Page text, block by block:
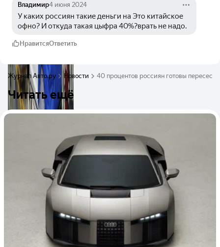
Владимир4 июня 2024
У каких россиян такие деньги на Это китайское
офно? И откуда такая цыфра 40%?врать не надо.
НравитсяОтветить
Журнал Авто.ру Новости 40 процентов россиян готовы пересесть
Читать ещё